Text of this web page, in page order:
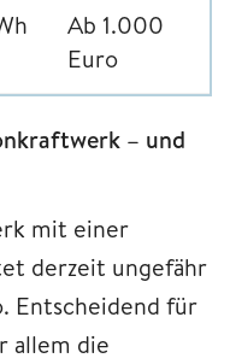
Ab 1.000
Euro
– und
mit einer
derzeit ungefähr
Entscheidend für
allem die